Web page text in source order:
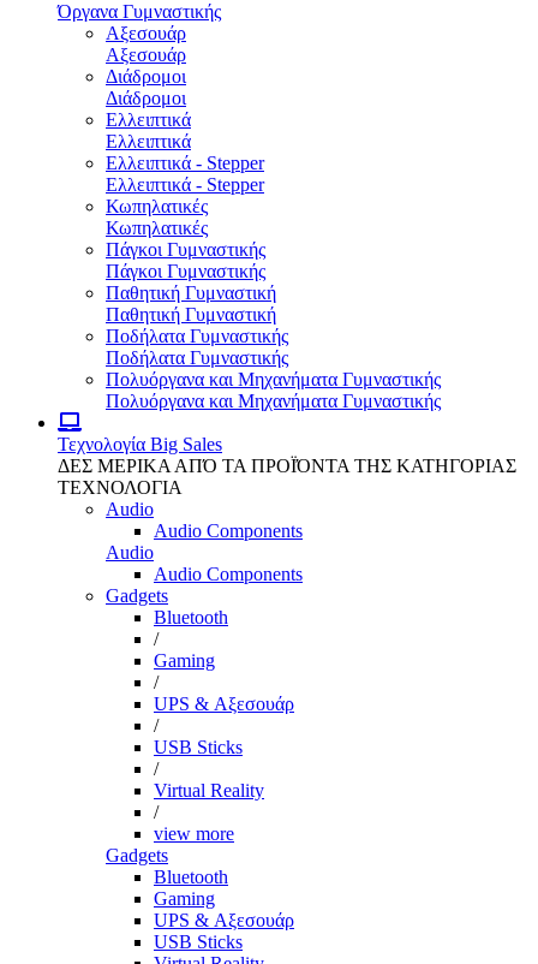
Όργανα Γυμναστικής
Αξεσουάρ
Αξεσουάρ
Διάδρομοι
Διάδρομοι
Ελλειπτικά
Ελλειπτικά
Ελλειπτικά - Stepper
Ελλειπτικά - Stepper
Κωπηλατικές
Κωπηλατικές
Πάγκοι Γυμναστικής
Πάγκοι Γυμναστικής
Παθητική Γυμναστική
Παθητική Γυμναστική
Ποδήλατα Γυμναστικής
Ποδήλατα Γυμναστικής
Πολυόργανα και Μηχανήματα Γυμναστικής
Πολυόργανα και Μηχανήματα Γυμναστικής
Τεχνολογία Big Sales
ΔΕΣ ΜΕΡΙΚΑ ΑΠΌ ΤΑ ΠΡΟΪΌΝΤΑ ΤΗΣ ΚΑΤΗΓΟΡΙΑΣ
ΤΕΧΝΟΛΟΓΙΑ
Audio
Audio Components
Audio
Audio Components
Gadgets
Bluetooth
/
Gaming
/
UPS & Αξεσουάρ
/
USB Sticks
/
Virtual Reality
/
view more
Gadgets
Bluetooth
Gaming
UPS & Αξεσουάρ
USB Sticks